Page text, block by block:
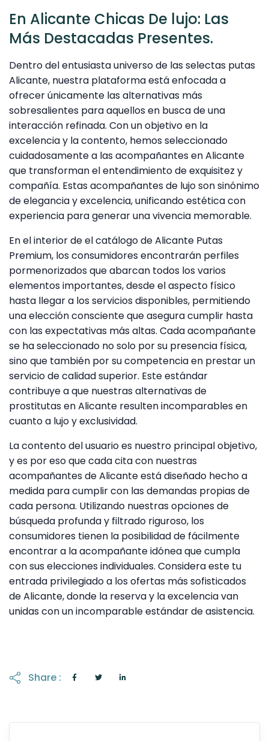
En Alicante Chicas De lujo: Las
Más Destacadas Presentes.
Dentro del entusiasta universo de las selectas putas
Alicante, nuestra plataforma está enfocada a
ofrecer únicamente las alternativas más
sobresalientes para aquellos en busca de una
interacción refinada. Con un objetivo en la
excelencia y la contento, hemos seleccionado
cuidadosamente a las acompañantes en Alicante
que transforman el entendimiento de exquisitez y
compañía. Estas acompañantes de lujo son sinónimo
de elegancia y excelencia, unificando estética con
experiencia para generar una vivencia memorable.
En el interior de el catálogo de Alicante Putas
Premium, los consumidores encontrarán perfiles
pormenorizados que abarcan todos los varios
elementos importantes, desde el aspecto físico
hasta llegar a los servicios disponibles, permitiendo
una elección consciente que asegura cumplir hasta
con las expectativas más altas. Cada acompañante
se ha seleccionado no solo por su presencia física,
sino que también por su competencia en prestar un
servicio de calidad superior. Este estándar
contribuye a que nuestras alternativas de
prostitutas en Alicante resulten incomparables en
cuanto a lujo y exclusividad.
La contento del usuario es nuestro principal objetivo,
y es por eso que cada cita con nuestras
acompañantes de Alicante está diseñado hecho a
medida para cumplir con las demandas propias de
cada persona. Utilizando nuestras opciones de
búsqueda profunda y filtrado riguroso, los
consumidores tienen la posibilidad de fácilmente
encontrar a la acompañante idónea que cumpla
con sus elecciones individuales. Considera este tu
entrada privilegiado a los ofertas más sofisticados
de Alicante, donde la reserva y la excelencia van
unidas con un incomparable estándar de asistencia.
Share :